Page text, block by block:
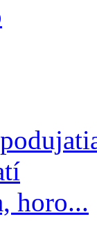
horo...